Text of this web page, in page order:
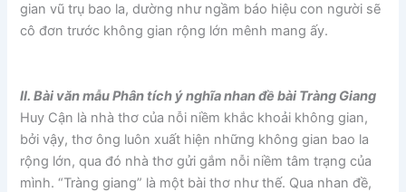
gian vũ trụ bao la, dường như ngầm báo hiệu con người sẽ
cô đơn trước không gian rộng lớn mênh mang ấy.
II. Bài văn mẫu Phân tích ý nghĩa nhan đề bài Tràng Giang
Huy Cận là nhà thơ của nỗi niềm khắc khoải không gian,
bởi vậy, thơ ông luôn xuất hiện những không gian bao la
rộng lớn, qua đó nhà thơ gửi gắm nỗi niềm tâm trạng của
mình. “Tràng giang” là một bài thơ như thế. Qua nhan đề,